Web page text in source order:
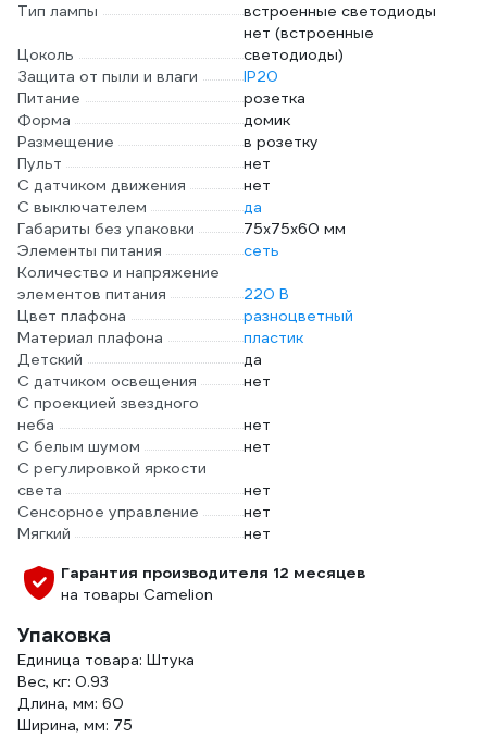
Тип лампы
встроенные светодиоды
Цоколь
нет (встроенные
светодиоды)
Защита от пыли и влаги
IP20
Питание
розетка
Форма
домик
Размещение
в розетку
Пульт
нет
С датчиком движения
нет
С выключателем
да
Габариты без упаковки
75х75x60 мм
Элементы питания
сеть
Количество и напряжение
элементов питания
220 В
Цвет плафона
разноцветный
Материал плафона
пластик
Детский
да
С датчиком освещения
нет
С проекцией звездного
неба
нет
С белым шумом
нет
С регулировкой яркости
света
нет
Сенсорное управление
нет
Мягкий
нет
Гарантия производителя 12 месяцев
на товары Camelion
Упаковка
Единица товара: Штука
Вес, кг: 0.93
Длина, мм: 60
Ширина, мм: 75